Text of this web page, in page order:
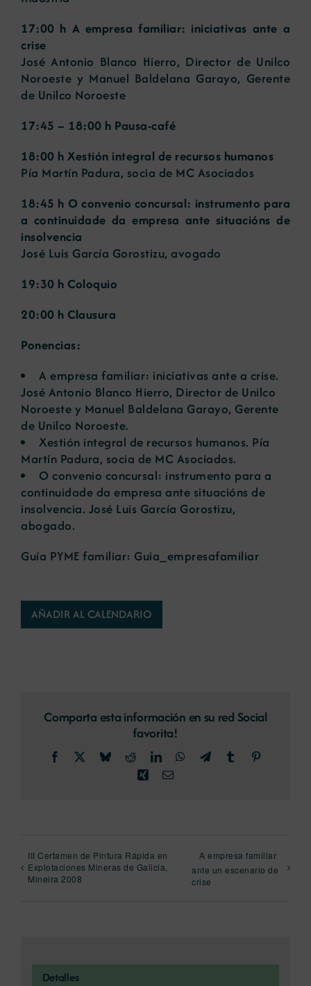
17:00 h A empresa familiar: iniciativas ante a
crise
José Antonio Blanco Hierro, Director de Unilco
Noroeste y Manuel Baldelana Garayo, Gerente
de Unilco Noroeste
17:45 – 18:00 h Pausa-café
18:00 h Xestión integral de recursos humanos
Pía Martín Padura, socia de MC Asociados
18:45 h O convenio concursal: instrumento para
a continuidade da empresa ante situacións de
insolvencia
José Luis García Gorostizu, avogado
19:30 h Coloquio
20:00 h Clausura
Ponencias:
A empresa familiar: iniciativas ante a crise.
José Antonio Blanco Hierro, Director de Unilco
Noroeste y Manuel Baldelana Garayo, Gerente
de Unilco Noroeste.
Xestión integral de recursos humanos. Pía
Martín Padura, socia de MC Asociados.
O convenio concursal: instrumento para a
continuidade da empresa ante situacións de
insolvencia. José Luis García Gorostizu,
abogado.
Guía PYME familiar: Guia_empresafamiliar
AÑADIR AL CALENDARIO
Comparta esta información en su red Social
favorita!
Facebook BlueskyRedditLinkedInWhatsApp
TelegramTumblr
XingCorreo
III Certamen de Pintura Rápida en
Explotaciones Mineras de Galicia,
Mineira 2008
A empresa familiar
ante un escenario de
crise
Detalles